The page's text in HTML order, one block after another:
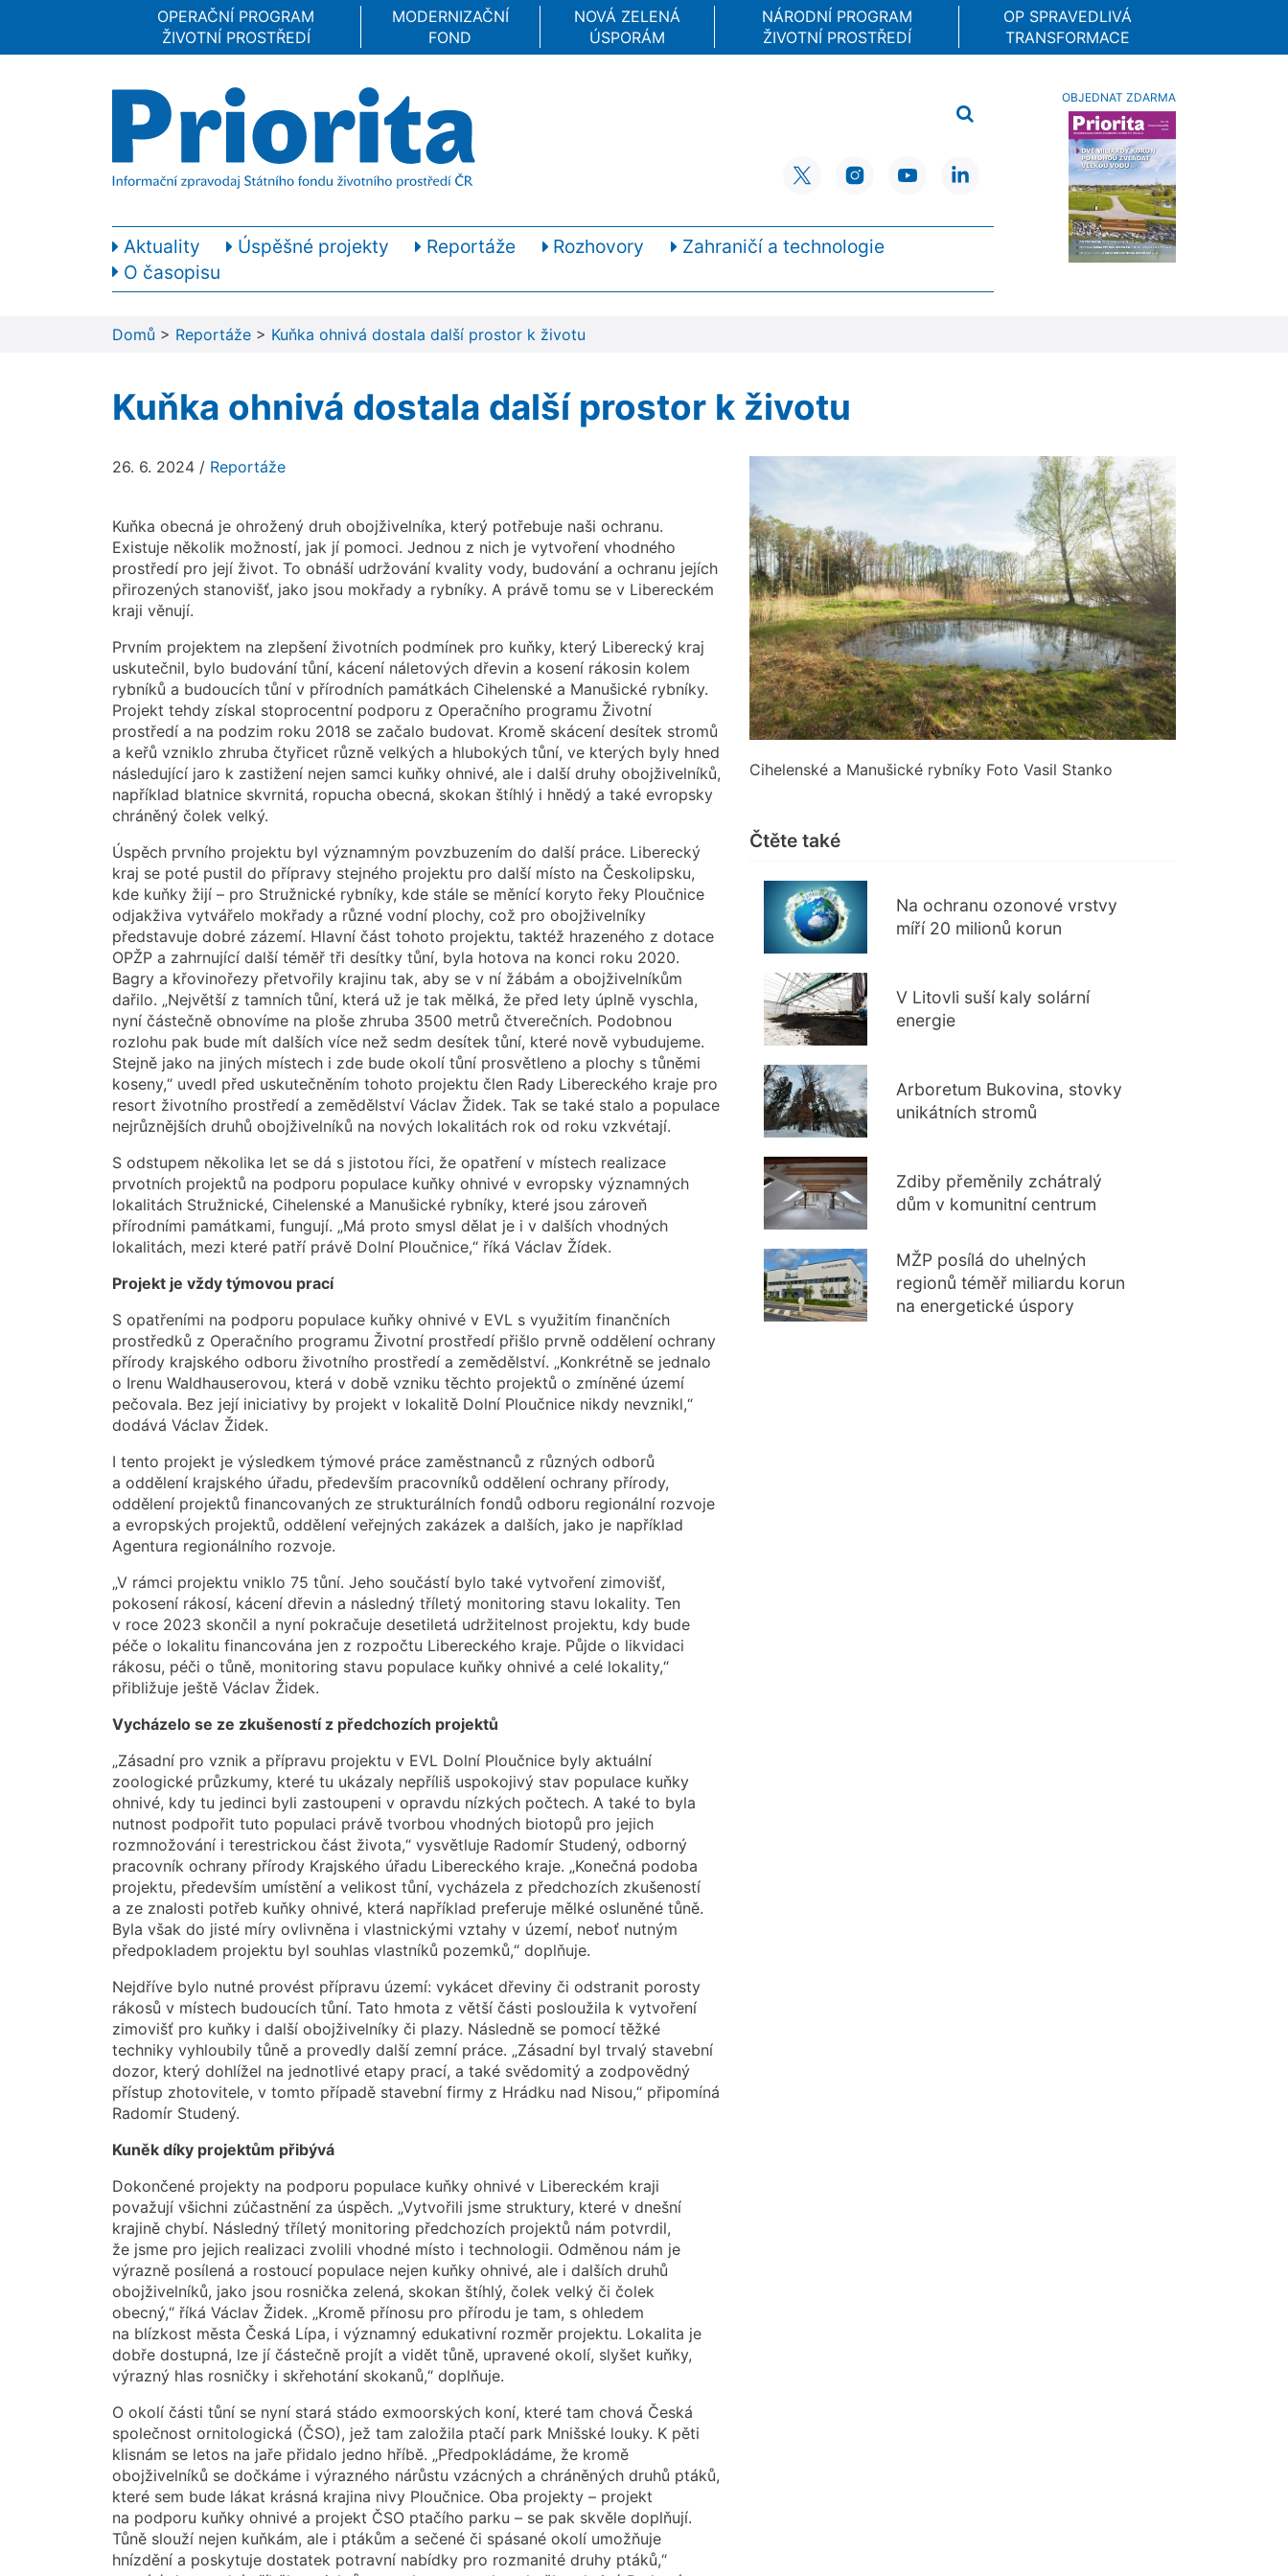
OPERAČNÍ PROGRAM
ŽIVOTNÍ PROSTŘEDÍ
MODERNIZAČNÍ
FOND
NOVÁ ZELENÁ
ÚSPORÁM
NÁRODNÍ PROGRAM
ŽIVOTNÍ PROSTŘEDÍ
OP SPRAVEDLIVÁ
TRANSFORMACE
Aktuality Úspěšné projekty Reportáže Rozhovory
Zahraničí a technologie
O časopisu
OBJEDNAT ZDARMA
Domů > Reportáže > Kuňka ohnivá dostala další prostor k životu
Kuňka ohnivá dostala další prostor k životu
26. 6. 2024 / Reportáže
Kuňka obecná je ohrožený druh obojživelníka, který potřebuje naši ochranu.
Existuje několik možností, jak jí pomoci. Jednou z nich je vytvoření vhodného
prostředí pro její život. To obnáší udržování kvality vody, budování a ochranu jejích
přirozených stanovišť, jako jsou mokřady a rybníky. A právě tomu se v Libereckém
kraji věnují.
Prvním projektem na zlepšení životních podmínek pro kuňky, který Liberecký kraj
uskutečnil, bylo budování tůní, kácení náletových dřevin a kosení rákosin kolem
rybníků a budoucích tůní v přírodních památkách Cihelenské a Manušické rybníky.
Projekt tehdy získal stoprocentní podporu z Operačního programu Životní
prostředí a na podzim roku 2018 se začalo budovat. Kromě skácení desítek stromů
a keřů vzniklo zhruba čtyřicet různě velkých a hlubokých tůní, ve kterých byly hned
následující jaro k zastižení nejen samci kuňky ohnivé, ale i další druhy obojživelníků,
například blatnice skvrnitá, ropucha obecná, skokan štíhlý i hnědý a také evropsky
chráněný čolek velký.
Úspěch prvního projektu byl významným povzbuzením do další práce. Liberecký
kraj se poté pustil do přípravy stejného projektu pro další místo na Českolipsku,
kde kuňky žijí – pro Stružnické rybníky, kde stále se měnící koryto řeky Ploučnice
odjakživa vytvářelo mokřady a různé vodní plochy, což pro obojživelníky
představuje dobré zázemí. Hlavní část tohoto projektu, taktéž hrazeného z dotace
OPŽP a zahrnující další téměř tři desítky tůní, byla hotova na konci roku 2020.
Bagry a křovinořezy přetvořily krajinu tak, aby se v ní žábám a obojživelníkům
dařilo. „Největší z tamních tůní, která už je tak mělká, že před lety úplně vyschla,
nyní částečně obnovíme na ploše zhruba 3500 metrů čtverečních. Podobnou
rozlohu pak bude mít dalších více než sedm desítek tůní, které nově vybudujeme.
Stejně jako na jiných místech i zde bude okolí tůní prosvětleno a plochy s tůněmi
koseny,“ uvedl před uskutečněním tohoto projektu člen Rady Libereckého kraje pro
resort životního prostředí a zemědělství Václav Židek. Tak se také stalo a populace
nejrůznějších druhů obojživelníků na nových lokalitách rok od roku vzkvétají.
S odstupem několika let se dá s jistotou říci, že opatření v místech realizace
prvotních projektů na podporu populace kuňky ohnivé v evropsky významných
lokalitách Stružnické, Cihelenské a Manušické rybníky, které jsou zároveň
přírodními památkami, fungují. „Má proto smysl dělat je i v dalších vhodných
lokalitách, mezi které patří právě Dolní Ploučnice,“ říká Václav Žídek.
Projekt je vždy týmovou prací
S opatřeními na podporu populace kuňky ohnivé v EVL s využitím finančních
prostředků z Operačního programu Životní prostředí přišlo prvně oddělení ochrany
přírody krajského odboru životního prostředí a zemědělství. „Konkrétně se jednalo
o Irenu Waldhauserovou, která v době vzniku těchto projektů o zmíněné území
pečovala. Bez její iniciativy by projekt v lokalitě Dolní Ploučnice nikdy nevznikl,“
dodává Václav Židek.
I tento projekt je výsledkem týmové práce zaměstnanců z různých odborů
a oddělení krajského úřadu, především pracovníků oddělení ochrany přírody,
oddělení projektů financovaných ze strukturálních fondů odboru regionální rozvoje
a evropských projektů, oddělení veřejných zakázek a dalších, jako je například
Agentura regionálního rozvoje.
„V rámci projektu vniklo 75 tůní. Jeho součástí bylo také vytvoření zimovišť,
pokosení rákosí, kácení dřevin a následný tříletý monitoring stavu lokality. Ten
v roce 2023 skončil a nyní pokračuje desetiletá udržitelnost projektu, kdy bude
péče o lokalitu financována jen z rozpočtu Libereckého kraje. Půjde o likvidaci
rákosu, péči o tůně, monitoring stavu populace kuňky ohnivé a celé lokality,“
přibližuje ještě Václav Židek.
Vycházelo se ze zkušeností z předchozích projektů
„Zásadní pro vznik a přípravu projektu v EVL Dolní Ploučnice byly aktuální
zoologické průzkumy, které tu ukázaly nepříliš uspokojivý stav populace kuňky
ohnivé, kdy tu jedinci byli zastoupeni v opravdu nízkých počtech. A také to byla
nutnost podpořit tuto populaci právě tvorbou vhodných biotopů pro jejich
rozmnožování i terestrickou část života,“ vysvětluje Radomír Studený, odborný
pracovník ochrany přírody Krajského úřadu Libereckého kraje. „Konečná podoba
projektu, především umístění a velikost tůní, vycházela z předchozích zkušeností
a ze znalosti potřeb kuňky ohnivé, která například preferuje mělké osluněné tůně.
Byla však do jisté míry ovlivněna i vlastnickými vztahy v území, neboť nutným
předpokladem projektu byl souhlas vlastníků pozemků,“ doplňuje.
Nejdříve bylo nutné provést přípravu území: vykácet dřeviny či odstranit porosty
rákosů v místech budoucích tůní. Tato hmota z větší části posloužila k vytvoření
zimovišť pro kuňky i další obojživelníky či plazy. Následně se pomocí těžké
techniky vyhloubily tůně a provedly další zemní práce. „Zásadní byl trvalý stavební
dozor, který dohlížel na jednotlivé etapy prací, a také svědomitý a zodpovědný
přístup zhotovitele, v tomto případě stavební firmy z Hrádku nad Nisou,“ připomíná
Radomír Studený.
Kuněk díky projektům přibývá
Dokončené projekty na podporu populace kuňky ohnivé v Libereckém kraji
považují všichni zúčastnění za úspěch. „Vytvořili jsme struktury, které v dnešní
krajině chybí. Následný tříletý monitoring předchozích projektů nám potvrdil,
že jsme pro jejich realizaci zvolili vhodné místo i technologii. Odměnou nám je
výrazně posílená a rostoucí populace nejen kuňky ohnivé, ale i dalších druhů
obojživelníků, jako jsou rosnička zelená, skokan štíhlý, čolek velký či čolek
obecný,“ říká Václav Židek. „Kromě přínosu pro přírodu je tam, s ohledem
na blízkost města Česká Lípa, i významný edukativní rozměr projektu. Lokalita je
dobře dostupná, lze jí částečně projít a vidět tůně, upravené okolí, slyšet kuňky,
výrazný hlas rosničky i skřehotání skokanů,“ doplňuje.
O okolí části tůní se nyní stará stádo exmoorských koní, které tam chová Česká
společnost ornitologická (ČSO), jež tam založila ptačí park Mnišské louky. K pěti
klisnám se letos na jaře přidalo jedno hříbě. „Předpokládáme, že kromě
obojživelníků se dočkáme i výrazného nárůstu vzácných a chráněných druhů ptáků,
které sem bude lákat krásná krajina nivy Ploučnice. Oba projekty – projekt
na podporu kuňky ohnivé a projekt ČSO ptačího parku – se pak skvěle doplňují.
Tůně slouží nejen kuňkám, ale i ptákům a sečené či spásané okolí umožňuje
hnízdění a poskytuje dostatek potravní nabídky pro rozmanité druhy ptáků,“
Cihelenské a Manušické rybníky Foto Vasil Stanko
Čtěte také
Na ochranu ozonové vrstvy
míří 20 milionů korun
V Litovli suší kaly solární
energie
Arboretum Bukovina, stovky
unikátních stromů
Zdiby přeměnily zchátralý
dům v komunitní centrum
MŽP posílá do uhelných
regionů téměř miliardu korun
na energetické úspory